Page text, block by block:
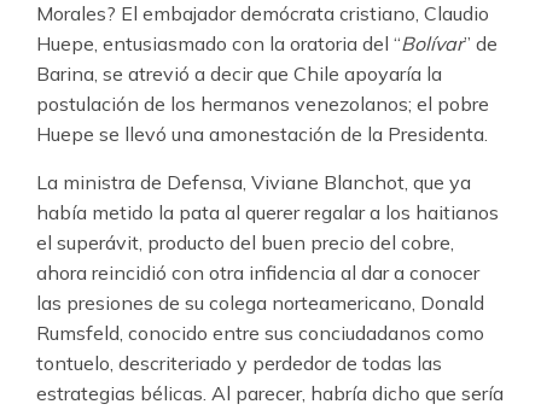
Morales? El embajador demócrata cristiano, Claudio
Huepe, entusiasmado con la oratoria del “Bolívar” de
Barina, se atrevió a decir que Chile apoyaría la
postulación de los hermanos venezolanos; el pobre
Huepe se llevó una amonestación de la Presidenta.
La ministra de Defensa, Viviane Blanchot, que ya
había metido la pata al querer regalar a los haitianos
el superávit, producto del buen precio del cobre,
ahora reincidió con otra infidencia al dar a conocer
las presiones de su colega norteamericano, Donald
Rumsfeld, conocido entre sus conciudadanos como
tontuelo, descriteriado y perdedor de todas las
estrategias bélicas. Al parecer, habría dicho que sería